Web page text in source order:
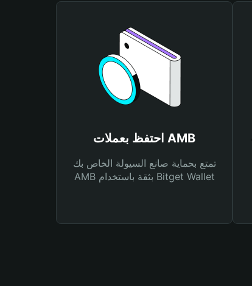
احتفظ بعملات AMB
تمتع بحماية صانع السيولة الخاص بك
AMB بثقة باستخدام Bitget Wallet